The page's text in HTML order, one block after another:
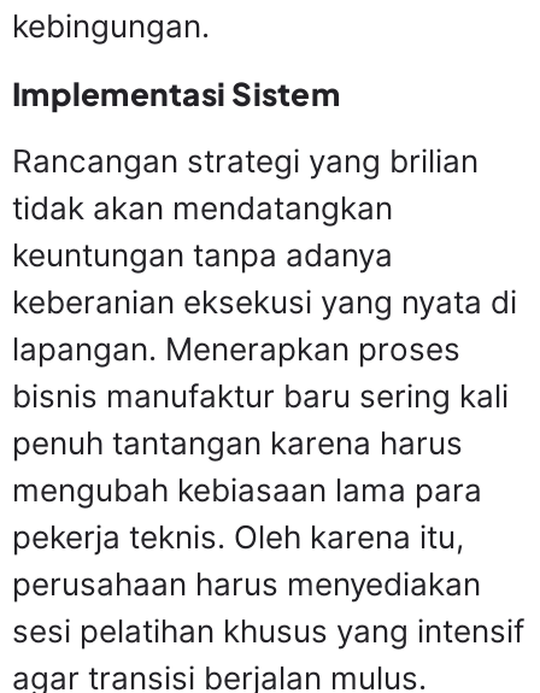
kebingungan.
Implementasi Sistem
Rancangan strategi yang brilian
tidak akan mendatangkan
keuntungan tanpa adanya
keberanian eksekusi yang nyata di
lapangan. Menerapkan proses
bisnis manufaktur baru sering kali
penuh tantangan karena harus
mengubah kebiasaan lama para
pekerja teknis. Oleh karena itu,
perusahaan harus menyediakan
sesi pelatihan khusus yang intensif
agar transisi berjalan mulus.